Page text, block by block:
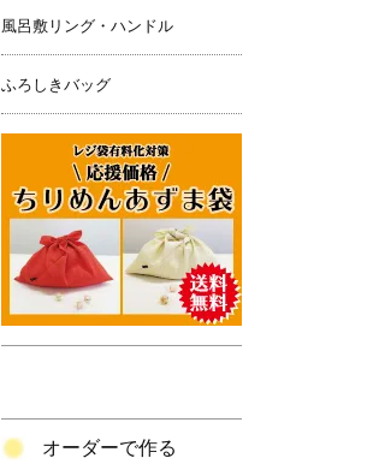
風呂敷リング・ハンドル
ふろしきバッグ
オーダーで作る